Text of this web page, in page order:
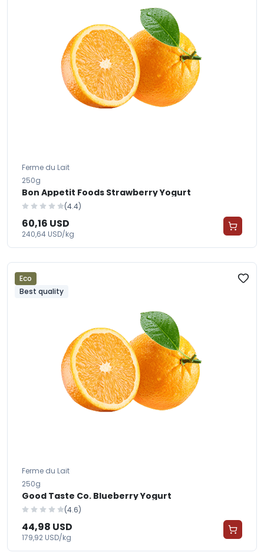
Ferme du Lait
250g
Bon Appetit Foods Strawberry Yogurt
(4.4)
60,16 USD
240,64 USD/kg
Eco
Best quality
Ferme du Lait
250g
Good Taste Co. Blueberry Yogurt
(4.6)
44,98 USD
179,92 USD/kg